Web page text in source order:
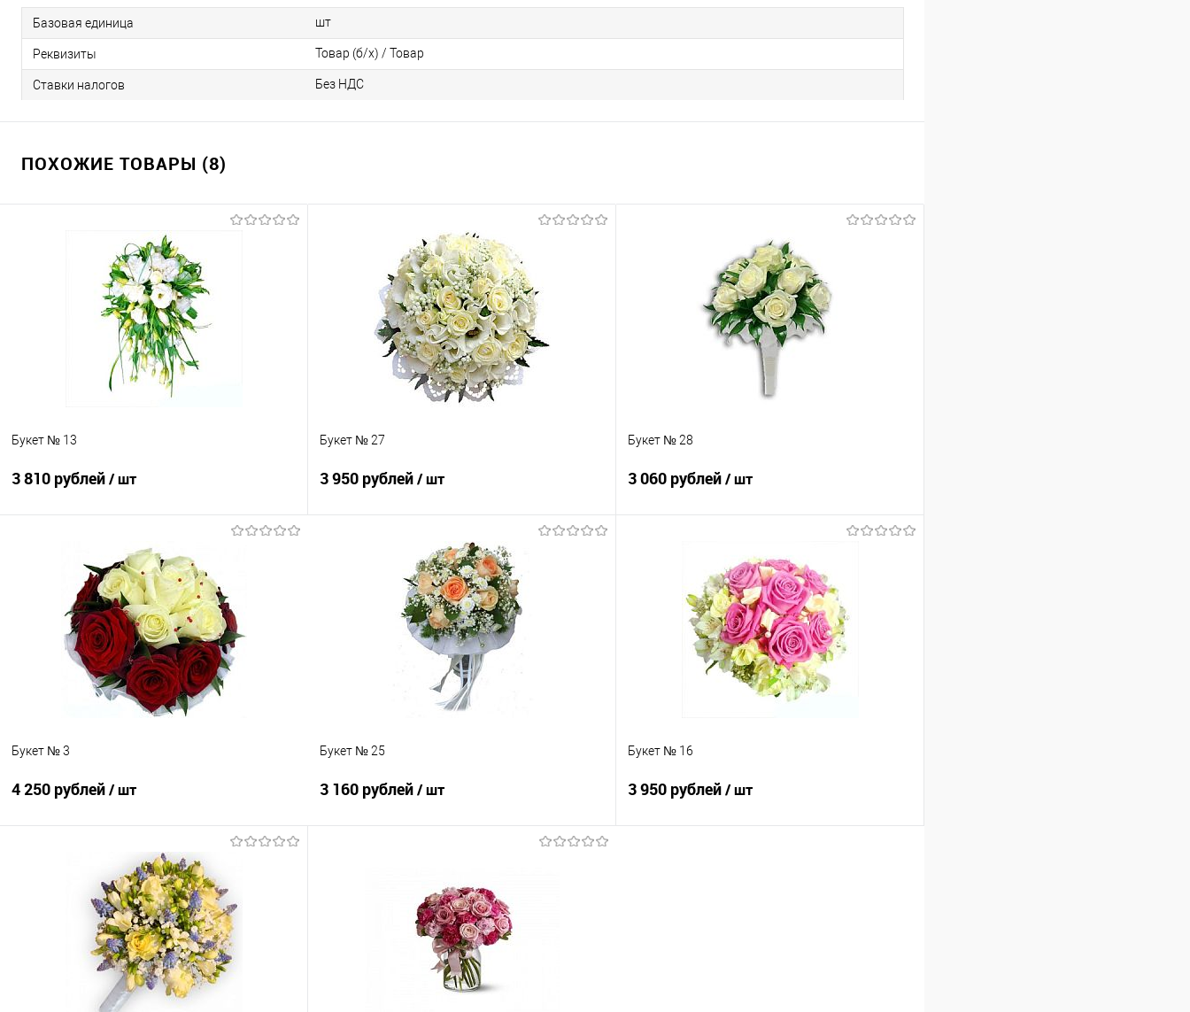
Базовая единица шт
Реквизиты Товар (б/х) / Товар
Ставки налогов Без НДС
ПОХОЖИЕ ТОВАРЫ (8)
Букет № 13
3 810 рублей/ шт
В корзину
Купить в 1 клик
Сравнение
В избранное
Под заказ
Букет № 27
3 950 рублей/ шт
В корзину
Купить в 1 клик
Сравнение
Под заказ
Букет № 28
3 060 рублей/ шт
В корзину
Купить в 1 клик
Сравнение
В избранное
Под заказ
Букет № 3
4 250 рублей/ шт
В корзину
Купить в 1 клик
Сравнение
Под заказ
Букет № 25
3 160 рублей/ шт
Купить в 1 клик
Сравнение
Под заказ
Букет № 16
3 950 рублей/ шт